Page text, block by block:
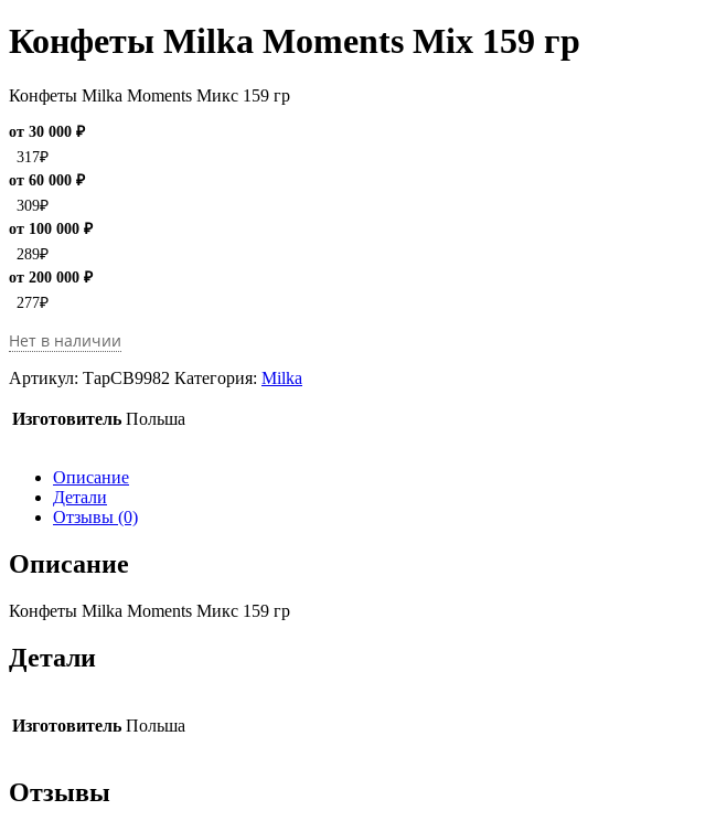
Конфеты Milka Moments Mix 159 гр
Конфеты Milka Moments Микс 159 гр
от 30 000 ₽
317₽
от 60 000 ₽
309₽
от 100 000 ₽
289₽
от 200 000 ₽
277₽
Нет в наличии
Артикул: ТарCB9982 Категория: Milka
Изготовитель Польша
Описание
Детали
Отзывы (0)
Описание
Конфеты Milka Moments Микс 159 гр
Детали
Изготовитель Польша
Отзывы